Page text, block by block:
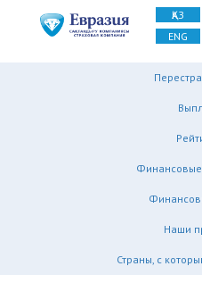
ҚАЗ
ENG
Финансовые
Наши
Страны, с